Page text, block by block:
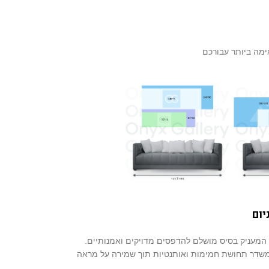
בסיס מושלם להדפסים מדויקים ואמנותיים.
תחושת חמימות ואותנטיות תוך שמירה על מראה